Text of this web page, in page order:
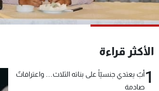
الأكثر قراءة
1أبٌ يعتدي جنسيّاً على بناته الثلاث… واعترافاتٌ
صادمة
الترددات
الإنـتـاج
سياسة الخصوصية